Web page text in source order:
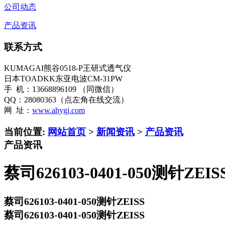
公司动态
产品资讯
联系方式
KUMAGAI熊谷0518-P王研式透气仪
日本TOADKK东亚电波CM-31PW
手 机：13668896109 （同微信）
QQ：28080363（点左角在线交流）
网 址： www.ahygj.com
当前位置: 网站首页 > 新闻资讯 > 产品资讯
产品资讯
蔡司626103-0401-050测针
蔡司626103-0401-050测针ZEISS
蔡司626103-0401-050测针ZEISS